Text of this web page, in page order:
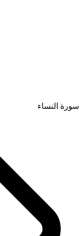
سورة النساء